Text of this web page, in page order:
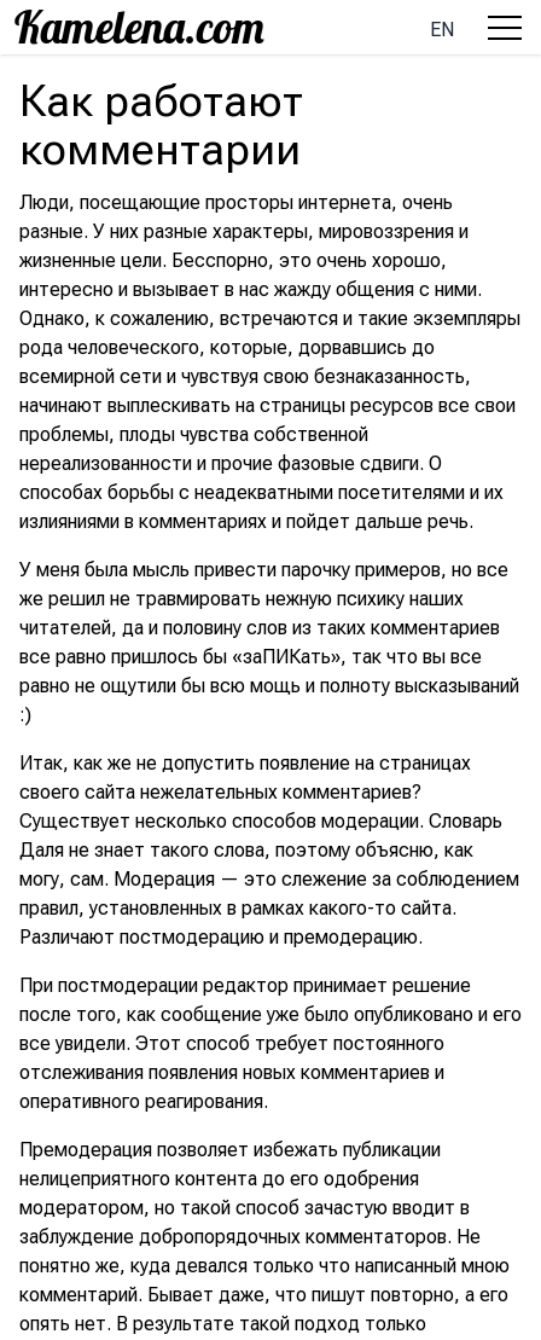
EN
Как работают
комментарии
Люди, посещающие просторы интернета, очень
разные. У них разные характеры, мировоззрения и
жизненные цели. Бесспорно, это очень хорошо,
интересно и вызывает в нас жажду общения с ними.
Однако, к сожалению, встречаются и такие экземпляры
рода человеческого, которые, дорвавшись до
всемирной сети и чувствуя свою безнаказанность,
начинают выплескивать на страницы ресурсов все свои
проблемы, плоды чувства собственной
нереализованности и прочие фазовые сдвиги. О
способах борьбы с неадекватными посетителями и их
излияниями в комментариях и пойдет дальше речь.
У меня была мысль привести парочку примеров, но все
же решил не травмировать нежную психику наших
читателей, да и половину слов из таких комментариев
все равно пришлось бы «заПИКать», так что вы все
равно не ощутили бы всю мощь и полноту высказываний
:)
Итак, как же не допустить появление на страницах
своего сайта нежелательных комментариев?
Существует несколько способов модерации. Словарь
Даля не знает такого слова, поэтому объясню, как
могу, сам. Модерация — это слежение за соблюдением
правил, установленных в рамках какого-то сайта.
Различают постмодерацию и премодерацию.
При постмодерации редактор принимает решение
после того, как сообщение уже было опубликовано и его
все увидели. Этот способ требует постоянного
отслеживания появления новых комментариев и
оперативного реагирования.
Премодерация позволяет избежать публикации
нелицеприятного контента до его одобрения
модератором, но такой способ зачастую вводит в
заблуждение добропорядочных комментаторов. Не
понятно же, куда девался только что написанный мною
комментарий. Бывает даже, что пишут повторно, а его
опять нет. В результате такой подход только